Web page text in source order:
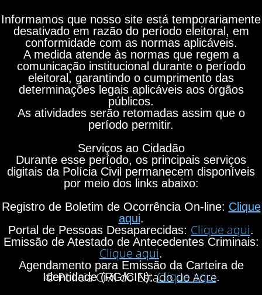
Informamos que nosso site está temporariamente
desativado em razão do período eleitoral, em
conformidade com as normas aplicáveis.
A medida atende às normas que regem a
comunicação institucional durante o período
eleitoral, garantindo o cumprimento das
determinações legais aplicáveis aos órgãos
públicos.
As atividades serão retomadas assim que o
período permitir.
Serviços ao Cidadão
Durante esse período, os principais serviços
digitais da Polícia Civil permanecem disponíveis
por meio dos links abaixo:
Registro de Boletim de Ocorrência On-line: Clique
aqui.
Portal de Pessoas Desaparecidas: Clique aqui.
Emissão de Atestado de Antecedentes Criminais:
Clique aqui.
Agendamento para Emissão da Carteira de
Identidade (RG/CIN):Clique aqui.
© Polícia Civil do Estado do Acre